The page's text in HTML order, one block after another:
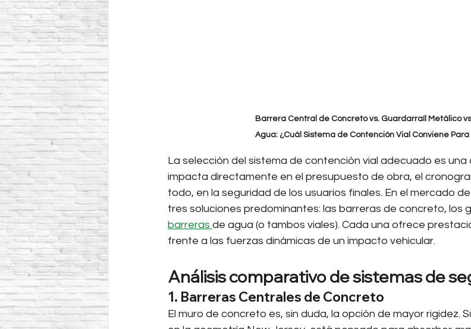
Barrera Central de Concreto vs. Guardarraíl Metálico
Agua: ¿Cuál Sistema de Contención Vial Conviene Para
La selección del sistema de contención vial adecuado es una
impacta directamente en el presupuesto de obra, el
todo, en la seguridad de los usuarios finales. En el mercado
tres soluciones predominantes: las barreras de concreto, los
barreras de agua (o tambos viales). Cada una ofrece
frente a las fuerzas dinámicas de un impacto vehicular.
Análisis comparativo de sistemas de
1. Barreras Centrales de Concreto
El muro de concreto es, sin duda, la opción de mayor rigidez.